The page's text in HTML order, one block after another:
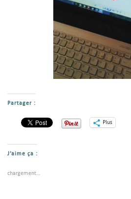
Partager :
Plus
J’aime ça :
chargement…